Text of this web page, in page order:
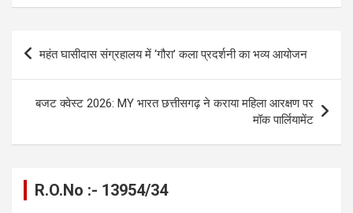
ce
o
o
k
se
g
er
at
A
p
p
e
a
m
ail py
n
k
ar
Post
महंत घासीदास संग्रहालय में ‘गौरा’ कला प्रदर्शनी का भव्य आयोजन
बजट क्वेस्ट 2026: MY भारत छत्तीसगढ़ ने कराया महिला आरक्षण पर
मॉक पार्लियामेंट
R.O.No :- 13954/34